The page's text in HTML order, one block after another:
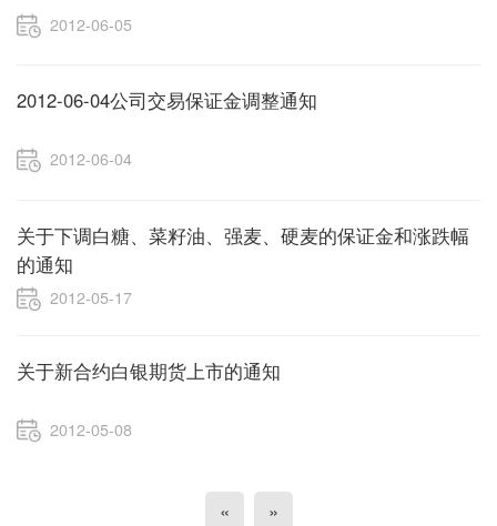
2012-06-05
2012-06-04公司交易保证金调整通知
2012-06-04
关于下调白糖、菜籽油、强麦、硬麦的保证金和涨跌幅
的通知
2012-05-17
关于新合约白银期货上市的通知
2012-05-08
« »